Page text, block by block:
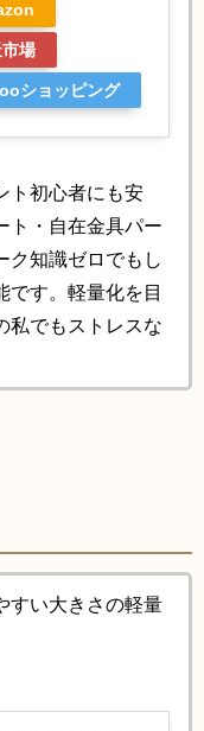
場
ショッピング
ト初心者にも安
ト・自在金具パー
ク知識ゼロでもし
です。軽量化を目
私でもストレスな
すい大きさの軽量